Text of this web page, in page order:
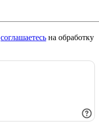
соглашаетесь на обработку